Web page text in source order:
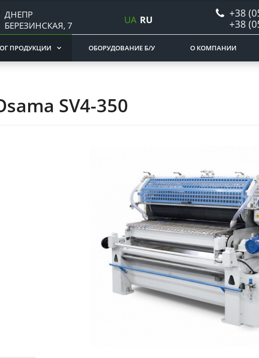
ДНЕПР
БЕРЕЗИНСКАЯ, 7
+38
+38
UA RU
ПРОДУКЦИИ ОБОРУДОВАНИЕ Б/У О КОМПАНИИ
SV4-350